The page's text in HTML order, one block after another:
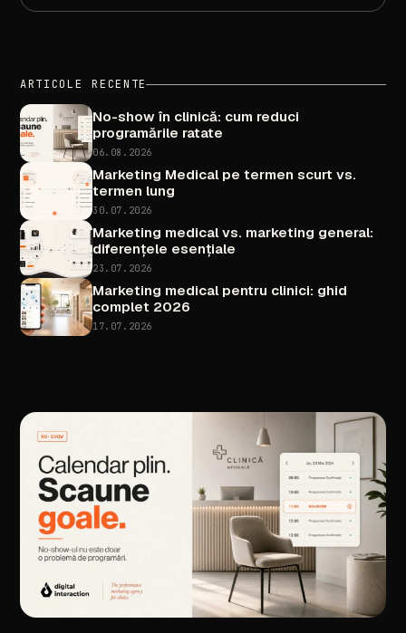
ARTICOLE RECENTE
No-show în clinică: cum reduci
programările ratate
06.08.2026
Marketing Medical pe termen scurt vs.
termen lung
30.07.2026
Marketing medical vs. marketing general:
diferențele esențiale
23.07.2026
Marketing medical pentru clinici: ghid
complet 2026
17.07.2026